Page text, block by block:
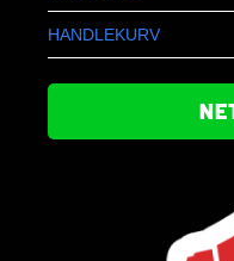
HANDLEKURV